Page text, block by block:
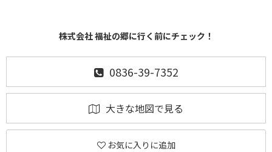
株式会社 福祉の郷に行く前にチェック！
0836-39-7352
大きな地図で見る
お気に入りに追加